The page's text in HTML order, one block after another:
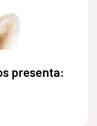
presenta: